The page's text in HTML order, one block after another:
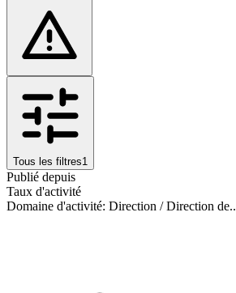
Tous les filtres1
Publié depuis
Taux d'activité
Domaine d'activité: Direction / Direction de..